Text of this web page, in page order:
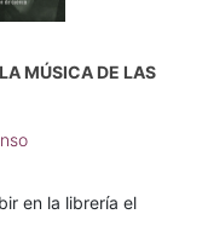
MÚSICA DE LAS
en la librería el